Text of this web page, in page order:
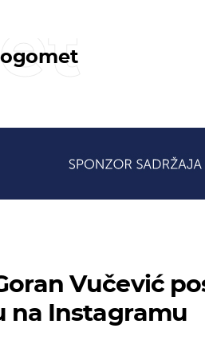
Vučević
na Instagramu